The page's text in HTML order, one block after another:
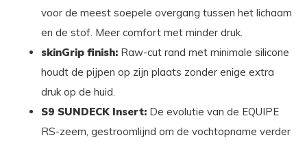
voor de meest soepele overgang tussen het lichaam
en de stof. Meer comfort met minder druk.
skinGrip finish: Raw-cut rand met minimale silicone
houdt de pijpen op zijn plaats zonder enige extra
druk op de huid.
S9 SUNDECK Insert: De evolutie van de EQUIPE
RS-zeem, gestroomlijnd om de vochtopname verder